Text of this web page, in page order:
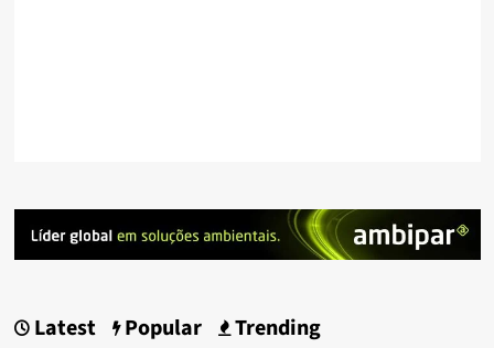
Latest Popular Trending